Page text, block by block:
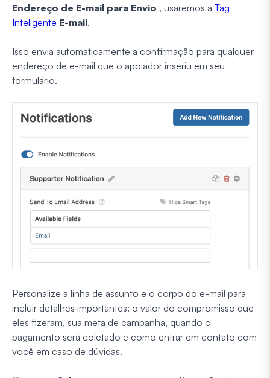
Endereço de E-mail para Envio , usaremos a Tag
Inteligente E-mail.
Isso envia automaticamente a confirmação para qualquer
endereço de e-mail que o apoiador inseriu em seu
formulário.
Personalize a linha de assunto e o corpo do e-mail para
incluir detalhes importantes: o valor do compromisso que
eles fizeram, sua meta de campanha, quando o
pagamento será coletado e como entrar em contato com
você em caso de dúvidas.